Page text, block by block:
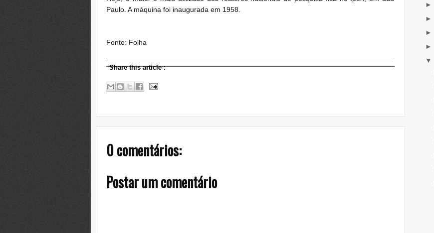
Paulo. A máquina foi inaugurada em 1958.
Fonte: Folha
Share this article:
0 comentários:
Postar um comentário
►
►
►
►
▼